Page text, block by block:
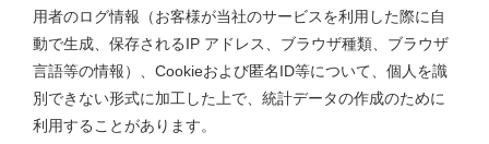
用者のログ情報（お客様が当社のサービスを利用した際に自
動で生成、保存されるIP アドレス、ブラウザ種類、ブラウザ
言語等の情報）、Cookieおよび匿名ID等について、個人を識
別できない形式に加工した上で、統計データの作成のために
利用することがあります。